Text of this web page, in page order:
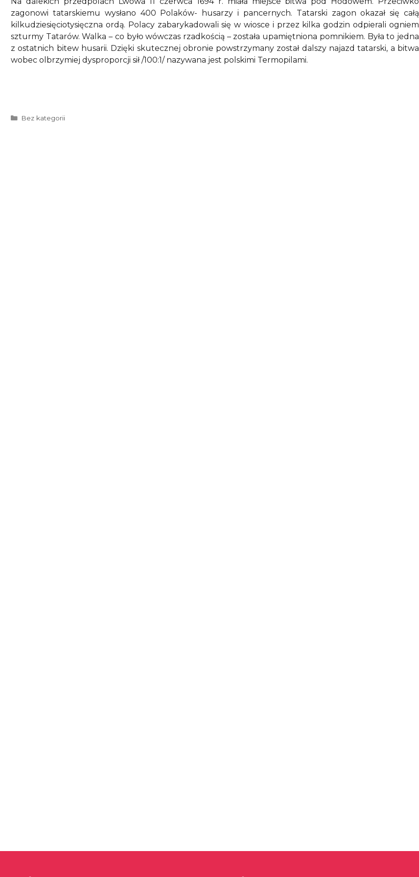
zagonowi tatarskiemu wysłano 400 Polaków- husarzy i pancernych. Tatarski zagon okazał się całą
kilkudziesięciotysięczna ordą. Polacy zabarykadowali się w wiosce i przez kilka godzin odpierali ogniem
szturmy Tatarów. Walka – co było wówczas rzadkością – została upamiętniona pomnikiem. Była to jedna
z ostatnich bitew husarii. Dzięki skutecznej obronie powstrzymany został dalszy najazd tatarski, a bitwa
wobec olbrzymiej dysproporcji sił /100:1/ nazywana jest polskimi Termopilami.
Kategorie
Bez kategorii